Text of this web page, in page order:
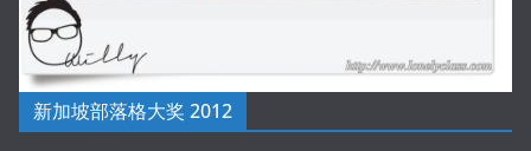
新加坡部落格大奖 2012